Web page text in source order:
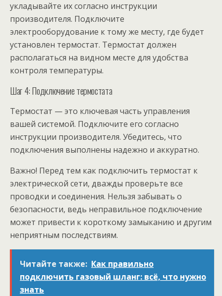
укладывайте их согласно инструкции
производителя. Подключите
электрооборудование к тому же месту, где будет
установлен термостат. Термостат должен
располагаться на видном месте для удобства
контроля температуры.
Шаг 4: Подключение термостата
Термостат — это ключевая часть управления
вашей системой. Подключите его согласно
инструкции производителя. Убедитесь, что
подключения выполнены надежно и аккуратно.
Важно! Перед тем как подключить термостат к
электрической сети, дважды проверьте все
проводки и соединения. Нельзя забывать о
безопасности, ведь неправильное подключение
может привести к короткому замыканию и другим
неприятным последствиям.
Читайте также: Как правильно
подключить газовый шланг: всё, что нужно
знать